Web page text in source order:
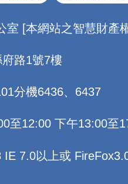
[本網站之智慧財產
路1號7樓
分機6436、6437
至12:00 下午13:00至
7.0以上或